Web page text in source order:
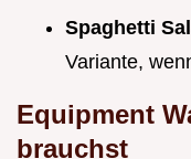
Spaghetti
Variante,
Equipment
brauchst